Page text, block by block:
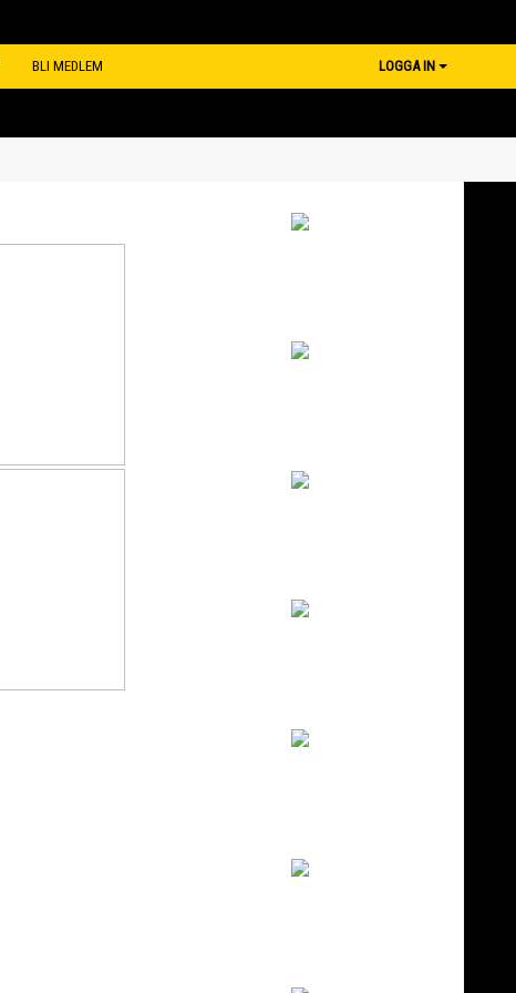
BLI MEDLEM LOGGA IN